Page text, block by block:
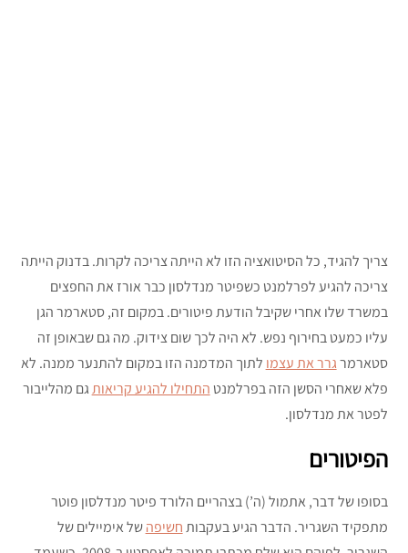
צריך להגיד, כל הסיטואציה הזו לא הייתה צריכה לקרות. בדנוק הייתה
צריכה להגיע לפרלמנט כשפיטר מנדלסון כבר אורז את החפצים
במשרד שלו אחרי שקיבל הודעת פיטורים. במקום זה, סטארמר הגן
עליו כמעט בחירוף נפש. לא היה לכך שום צידוק. מה גם שבאופן זה
סטארמרגרר את עצמו לתוך המדמנה הזו במקום להתנער ממנה. לא
פלא שאחרי הסשן הזה בפרלמנטהתחילו להגיע קריאותגם מהלייבור
לפטר את מנדלסון.
הפיטורים
בסופו של דבר, אתמול (ה’) בצהריים הלורד פיטר מנדלסון פוטר
מתפקיד השגריר. הדבר הגיע בעקבותחשיפהשל אימיילים של